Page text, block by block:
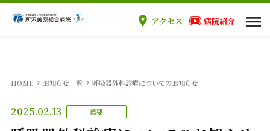
アクセス 病院紹介
ご来院の方へ
HOME お知らせ一覧 呼吸器外科診療についてのお知らせ
2025.02.13 重要